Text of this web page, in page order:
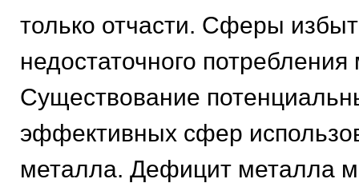
только отчасти. Сферы
недостаточного
Существование
эффективных сфер
металла. Дефицит металла